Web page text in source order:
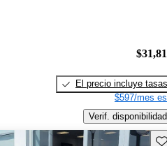
El precio incluye tasas
$597/mes
Verif. disponibilidad